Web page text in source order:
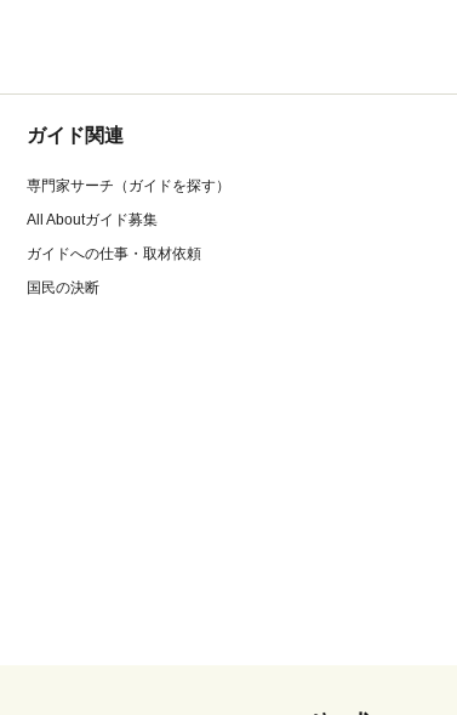
ガイド関連
専門家サーチ（ガイドを探す）
All Aboutガイド募集
ガイドへの仕事・取材依頼
国民の決断